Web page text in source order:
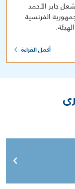
جابر الأحمد
الفرنسية
أكمل القراءة